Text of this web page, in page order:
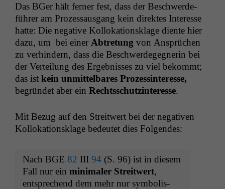
Das BGer hält fern­er fest, dass der Beschw­erde­
führer am Prozes­saus­gang kein direk­tes Inter­esse
hat­te: Die neg­a­tive Kol­loka­tion­sklage diente hier
dazu, um bei ein­er Abtre­tung von Ansprüchen
zu ver­hin­dern, dass die Beschw­erdegeg­ner­in bei
der Verteilung des Ergeb­niss­es zu viel bekommt;
das ist kein unmit­tel­bares Prozess­in­ter­esse,
begrün­det aber ein Rechtss­chutz­in­ter­esse.
Mit Bezug auf den Stre­itwert bei der neg­a­tiv­en
Kol­loka­tion­sklage bedeutet dies Folgendes:
Nach BGE 82 III 94 (S. 96) ist in diesem
Fall nur ein min­i­maler Stre­itwert,
entsprechend dem mehr nur sym­bol­is­